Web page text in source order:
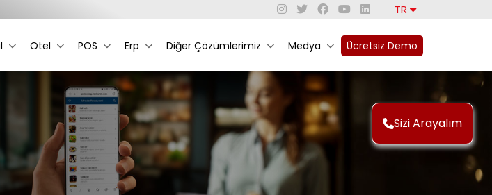
TR
Otel POS Erp Diğer Çözümlerimiz Medya Ücretsiz Demo
Sizi Arayalım